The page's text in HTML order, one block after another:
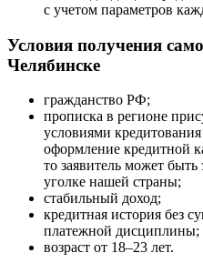
с учетом параметров
Условия получения
Челябинске
гражданство РФ;
прописка в регионе
условиями
оформление кредитной
то заявитель может
уголке нашей страны;
стабильный доход;
кредитная история без
платежной дисциплины;
возраст от 18–23 лет.